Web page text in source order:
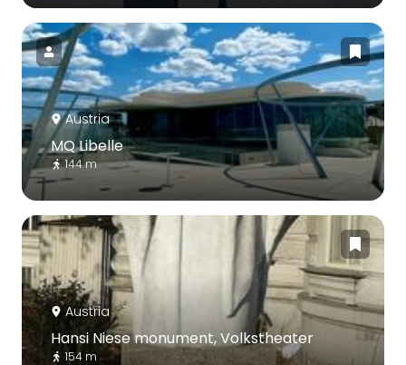
Austria
MQ Libelle
144 m
Austria
Hansi Niese monument, Volkstheater
154 m